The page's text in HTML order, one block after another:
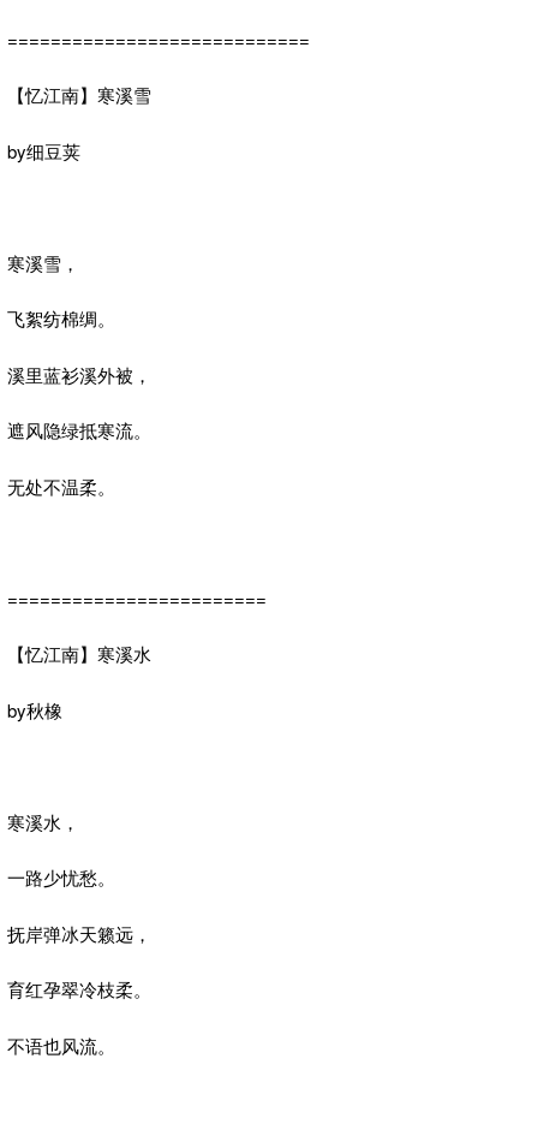
============================
【忆江南】寒溪雪
by细豆荚
寒溪雪，
飞絮纺棉绸。
溪里蓝衫溪外被，
遮风隐绿抵寒流。
无处不温柔。
========================
【忆江南】寒溪水
by秋橡
寒溪水，
一路少忧愁。
抚岸弹冰天籁远，
育红孕翠冷枝柔。
不语也风流。